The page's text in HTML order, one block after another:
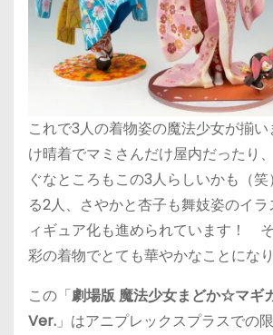
これで3人の着物姿の魔法少女が揃
け晴着でマミさんだけ屋内だったり
ぐなところもこの3人らしいかも（
る2人、さやかと杏子も舞妓姿のイ
ィギュア化も進められています！
彩の着物でとても華やかなことになり
この「劇場版 魔法少女まどか☆マギ
Ver. 」はアニプレックスプラスでの